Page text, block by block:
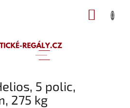
5 polic,
275 kg